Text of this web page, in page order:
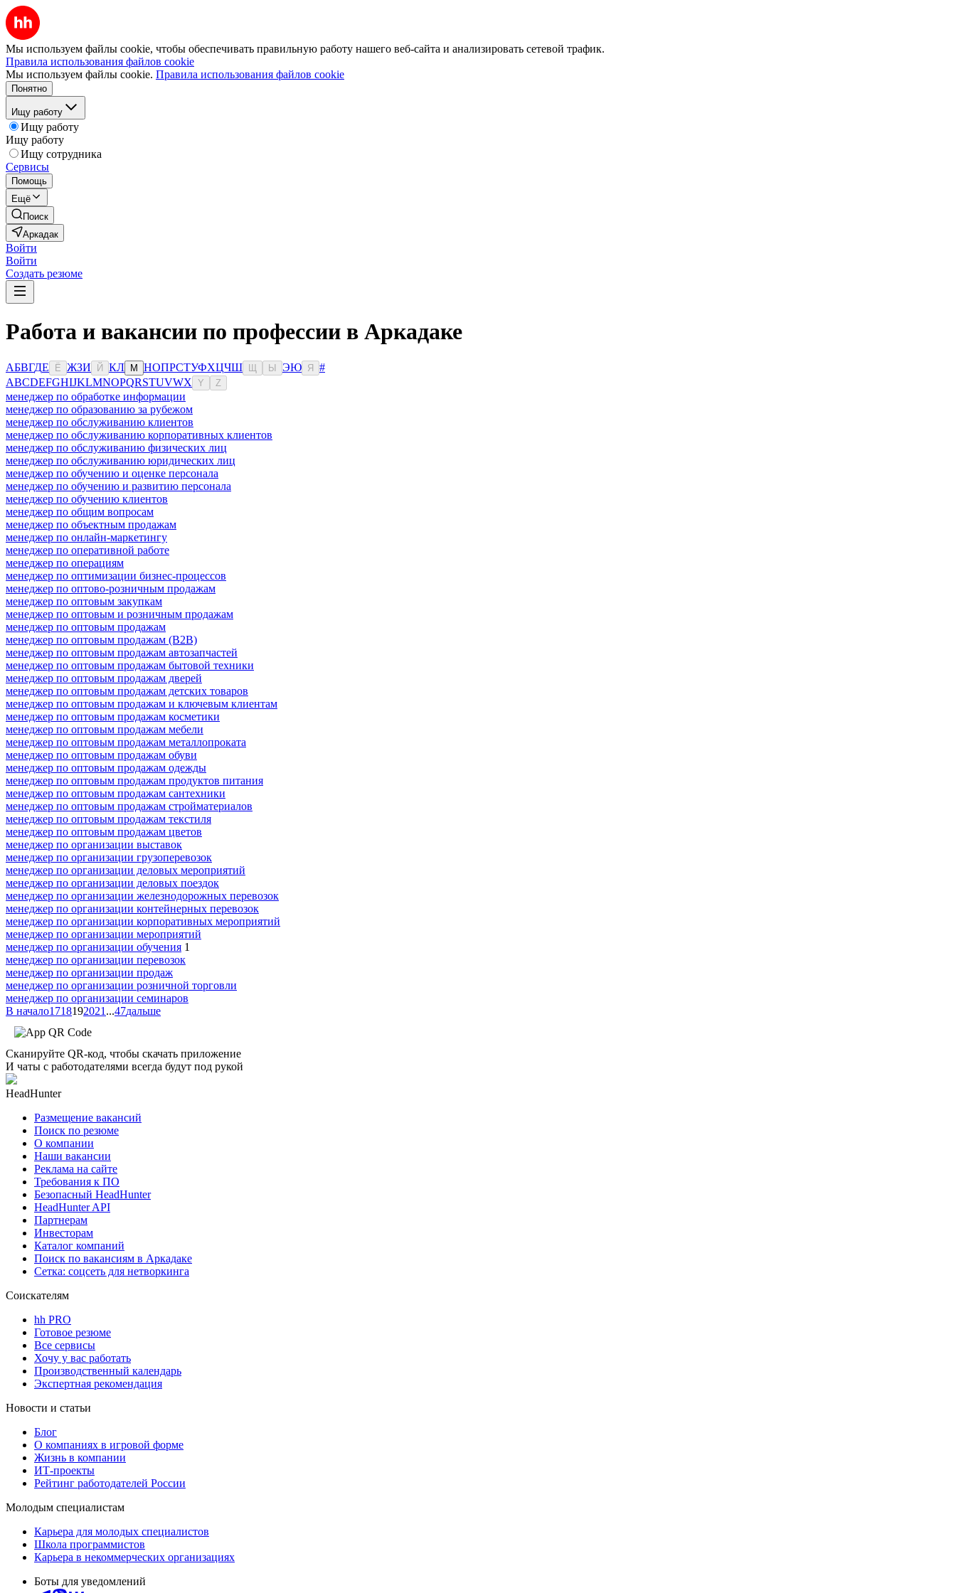
Мы используем файлы cookie, чтобы обеспечивать правильную работу нашего веб-сайта и анализировать сетевой трафик.
Правила использования файлов cookie
Мы используем файлы cookie. Правила использования файлов cookie
Понятно
Ищу работу
Ищу работу
Ищу работу
Ищу сотрудника
Сервисы
Помощь
Ещё
Поиск
Аркадак
Войти
Войти
Создать резюме
Работа и вакансии по профессии в Аркадаке
АБВГДЕ Ё ЖЗИ Й КЛ М НОПРСТУФХЦЧШ Ы ЭЮ Я
#
ABCDEFGHIJKLMNOPQRSTUVWX Y Z
менеджер по обработке информации
менеджер по образованию за рубежом
менеджер по обслуживанию клиентов
менеджер по обслуживанию корпоративных клиентов
менеджер по обслуживанию физических лиц
менеджер по обслуживанию юридических лиц
менеджер по обучению и оценке персонала
менеджер по обучению и развитию персонала
менеджер по обучению клиентов
менеджер по общим вопросам
менеджер по объектным продажам
менеджер по онлайн-маркетингу
менеджер по оперативной работе
менеджер по операциям
менеджер по оптимизации бизнес-процессов
менеджер по оптово-розничным продажам
менеджер по оптовым закупкам
менеджер по оптовым и розничным продажам
менеджер по оптовым продажам
менеджер по оптовым продажам (B2B)
менеджер по оптовым продажам автозапчастей
менеджер по оптовым продажам бытовой техники
менеджер по оптовым продажам дверей
менеджер по оптовым продажам детских товаров
менеджер по оптовым продажам и ключевым клиентам
менеджер по оптовым продажам косметики
менеджер по оптовым продажам мебели
менеджер по оптовым продажам металлопроката
менеджер по оптовым продажам обуви
менеджер по оптовым продажам одежды
менеджер по оптовым продажам продуктов питания
менеджер по оптовым продажам сантехники
менеджер по оптовым продажам стройматериалов
менеджер по оптовым продажам текстиля
менеджер по оптовым продажам цветов
менеджер по организации выставок
менеджер по организации грузоперевозок
менеджер по организации деловых мероприятий
менеджер по организации деловых поездок
менеджер по организации железнодорожных перевозок
менеджер по организации контейнерных перевозок
менеджер по организации корпоративных мероприятий
менеджер по организации мероприятий
менеджер по организации обучения 1
менеджер по организации перевозок
менеджер по организации продаж
менеджер по организации розничной торговли
менеджер по организации семинаров
В начало1718192021 ...47дальше
Сканируйте QR-код, чтобы скачать приложение
И чаты с работодателями всегда будут под рукой
HeadHunter
Размещение вакансий
Поиск по резюме
О компании
Наши вакансии
Реклама на сайте
Требования к ПО
Безопасный HeadHunter
HeadHunter API
Партнерам
Инвесторам
Каталог компаний
Поиск по вакансиям в Аркадаке
Сетка: соцсеть для нетворкинга
Соискателям
hh PRO
Готовое резюме
Все сервисы
Хочу у вас работать
Производственный календарь
Экспертная рекомендация
Новости и статьи
Блог
О компаниях в игровой форме
Жизнь в компании
ИТ-проекты
Рейтинг работодателей России
Молодым специалистам
Карьера для молодых специалистов
Школа программистов
Карьера в некоммерческих организациях
Боты для уведомлений